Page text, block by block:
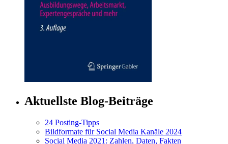
Aktuellste Blog-Beiträge
24 Posting-Tipps
Bildformate für Social Media Kanäle 2024
Social Media 2021: Zahlen, Daten, Fakten